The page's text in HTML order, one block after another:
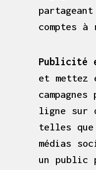
comptes à
Publicité
et mettez
ligne sur
telles que
médias
un public